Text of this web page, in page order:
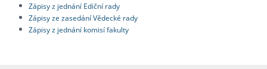
Zápisy z jednání Ediční rady
Zápisy ze zasedání Vědecké rady
Zápisy z jednání komisí fakulty